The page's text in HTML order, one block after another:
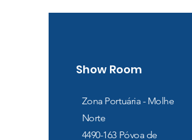
Show Room
Zona Portuária - Molhe
Norte
4490-163 Póvoa de